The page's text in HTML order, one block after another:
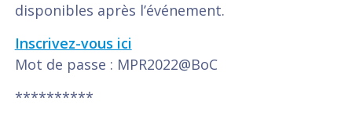
disponibles après l’événement.
Inscrivez-vous ici
Mot de passe : MPR2022@BoC
**********